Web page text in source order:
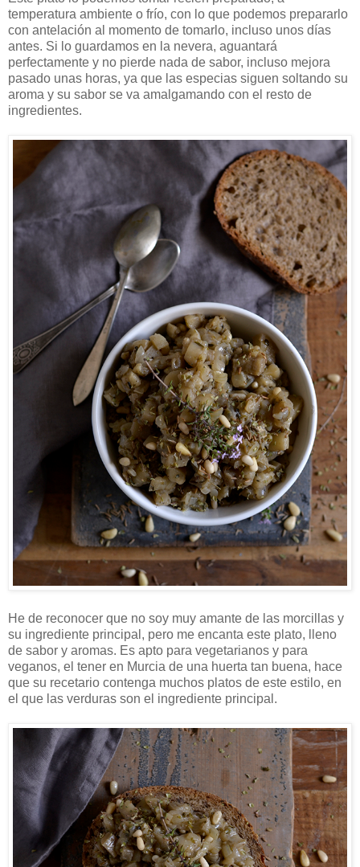
temperatura ambiente o frío, con lo que podemos prepararlo
con antelación al momento de tomarlo, incluso unos días
antes. Si lo guardamos en la nevera, aguantará
perfectamente y no pierde nada de sabor, incluso mejora
pasado unas horas, ya que las especias siguen soltando su
aroma y su sabor se va amalgamando con el resto de
ingredientes.
He de reconocer que no soy muy amante de las morcillas y
su ingrediente principal, pero me encanta este plato, lleno
de sabor y aromas. Es apto para vegetarianos y para
veganos, el tener en Murcia de una huerta tan buena, hace
que su recetario contenga muchos platos de este estilo, en
el que las verduras son el ingrediente principal.